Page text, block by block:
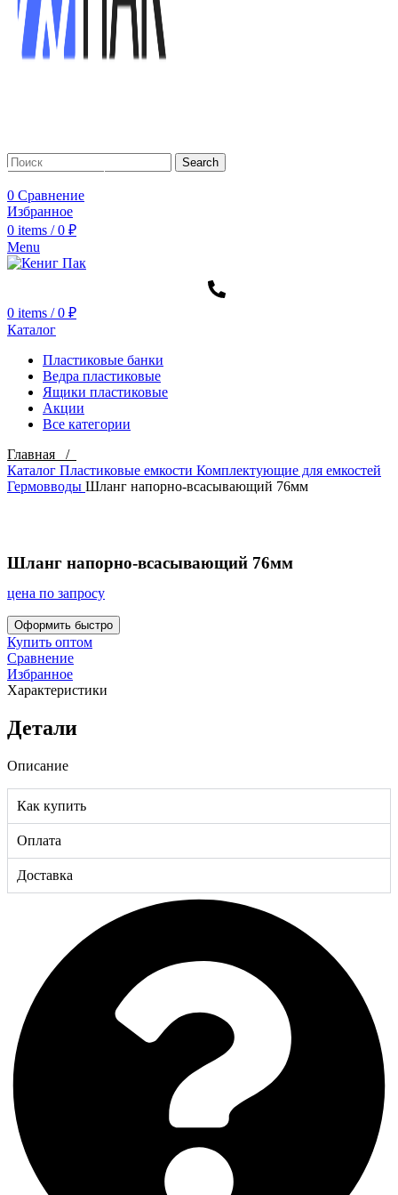
Search
0 Сравнение
Избранное
0 items / 0 ₽
Menu
0 items / 0 ₽
Каталог
Пластиковые банки
Ведра пластиковые
Ящики пластиковые
Акции
Все категории
Главная /
Каталог Пластиковые емкости Комплектующие для емкостей
Гермовводы Шланг напорно-всасывающий 76мм
Шланг напорно-всасывающий 76мм
цена по запросу
Оформить быстро
Купить оптом
Сравнение
Избранное
Характеристики
Детали
Описание
Как купить
Оплата
Доставка